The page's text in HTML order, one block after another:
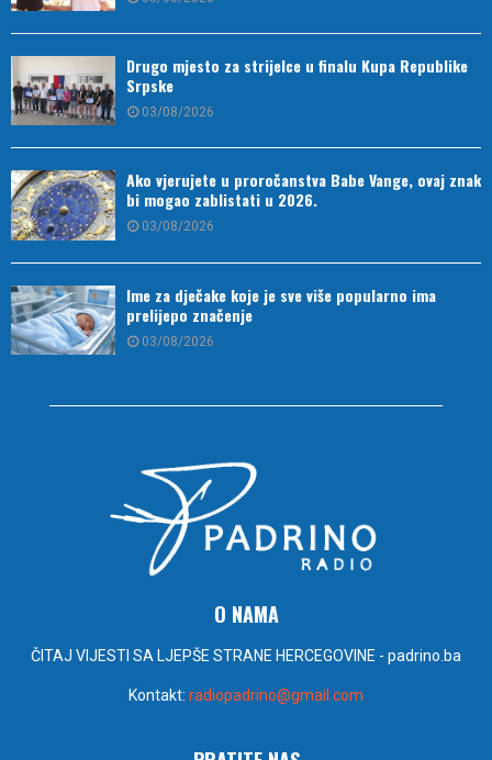
Drugo mjesto za strijelce u finalu Kupa Republike
Srpske
03/08/2026
Ako vjerujete u proročanstva Babe Vange, ovaj znak
bi mogao zablistati u 2026.
03/08/2026
Ime za dječake koje je sve više popularno ima
prelijepo značenje
03/08/2026
O NAMA
ČITAJ VIJESTI SA LJEPŠE STRANE HERCEGOVINE - padrino.ba
Kontakt: radiopadrino@gmail.com